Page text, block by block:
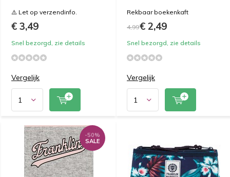
⚠️ Let op verzendinfo.
€ 3,49
Snel bezorgd, zie details
Vergelijk
Rekbaar boekenkaft
4,99€ 2,49
Snel bezorgd, zie details
Vergelijk
-50%
SALE